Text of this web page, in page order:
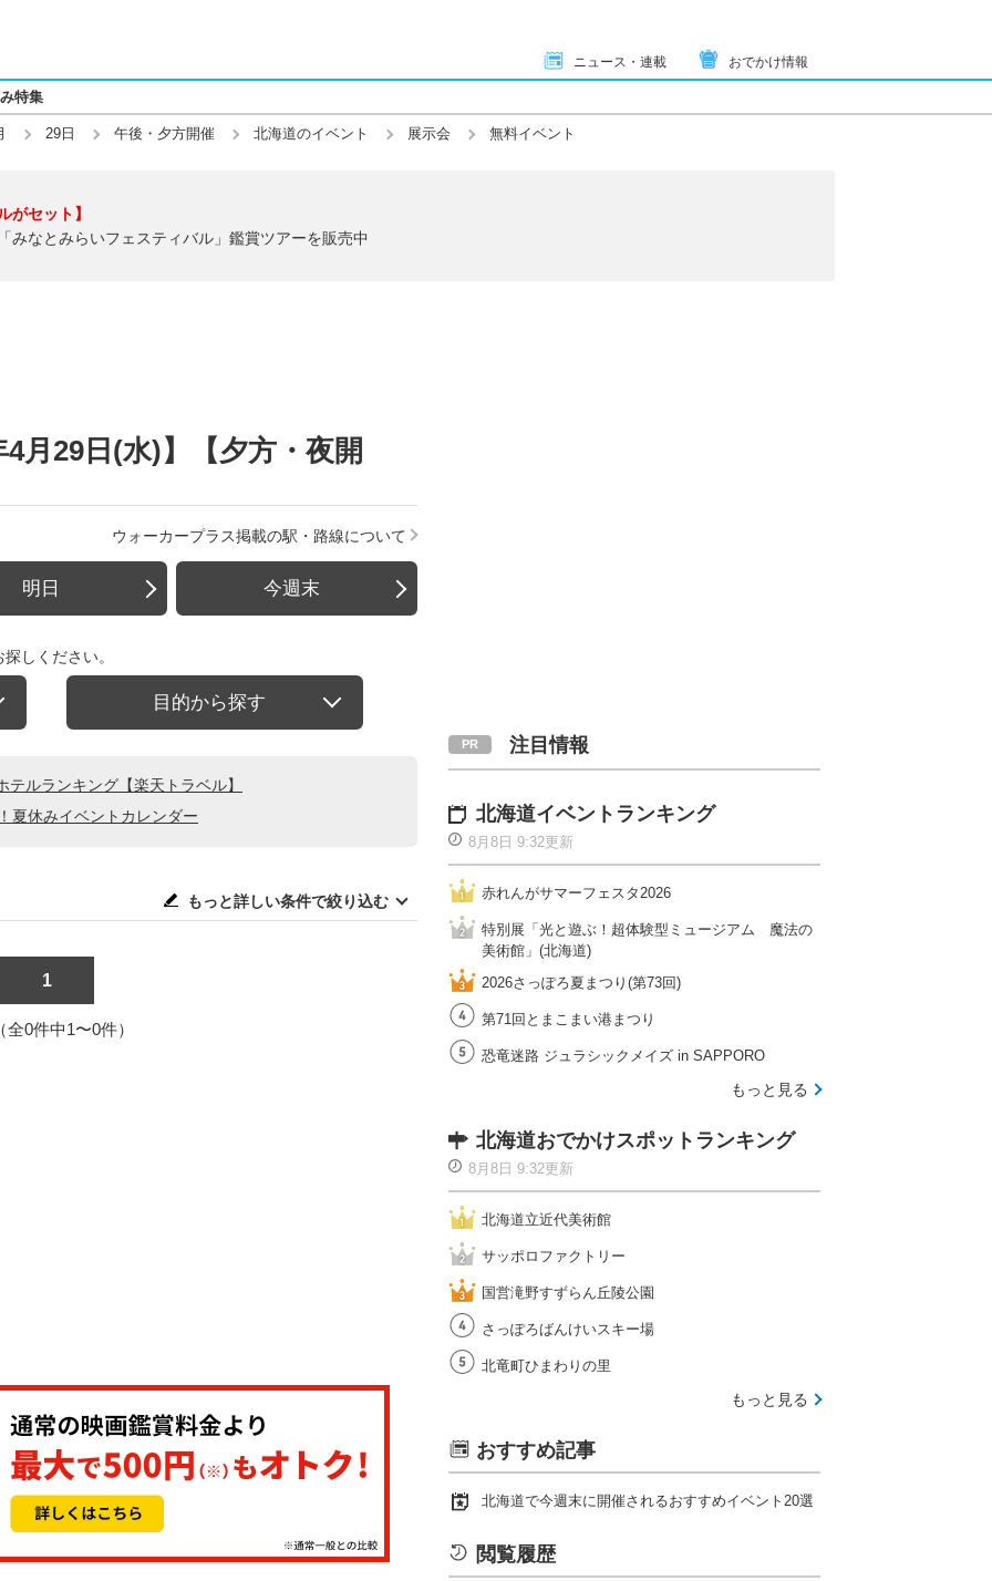
ニュース・連載 おでかけ情報
特集
29日 午後・夕方開催 北海道のイベント 展示会 無料イベント
がセット】
みなとみらいフェスティバル」鑑賞ツアーを販売中
月29日(水)】【夕方・夜開
ウォーカープラス掲載の駅・路線について
明日 今週末
しください。
目的から探す
ルランキング【楽天トラベル】
夏休みイベントカレンダー
もっと詳しい条件で絞り込む
1
全0件中1〜0件）
注目情報
北海道イベントランキング
8月8日 9:32更新
赤れんがサマーフェスタ2026
特別展「光と遊ぶ！超体験型ミュージアム 魔法の
美術館」(北海道)
2026さっぽろ夏まつり(第73回)
第71回とまこまい港まつり
恐竜迷路 ジュラシックメイズ in SAPPORO
もっと見る
北海道おでかけスポットランキング
8月8日 9:32更新
北海道立近代美術館
サッポロファクトリー
国営滝野すずらん丘陵公園
さっぽろばんけいスキー場
北竜町ひまわりの里
もっと見る
おすすめ記事
北海道で今週末に開催されるおすすめイベント20選
閲覧履歴